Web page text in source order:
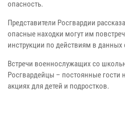
опасность.
Представители Росгвардии
опасные находки могут им
инструкции по действиям в данных
Встречи военнослужащих со
Росгвардейцы – постоянные гости
акциях для детей и подростков.